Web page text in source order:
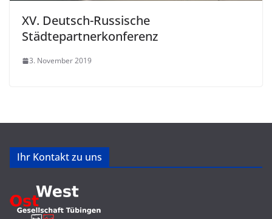
XV. Deutsch-Russische
Städtepartnerkonferenz
3. November 2019
Ihr Kontakt zu uns